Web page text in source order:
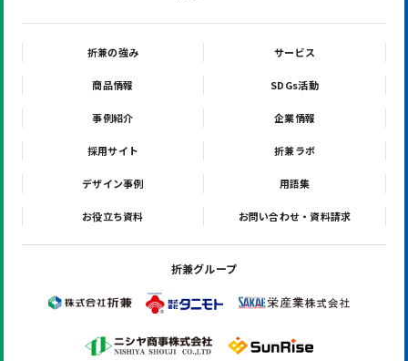
折兼の強み サービス
商品情報 SDGs活動
事例紹介 企業情報
採用サイト 折兼ラボ
デザイン事例 用語集
お役立ち資料 お問い合わせ・資料請求
折兼グループ